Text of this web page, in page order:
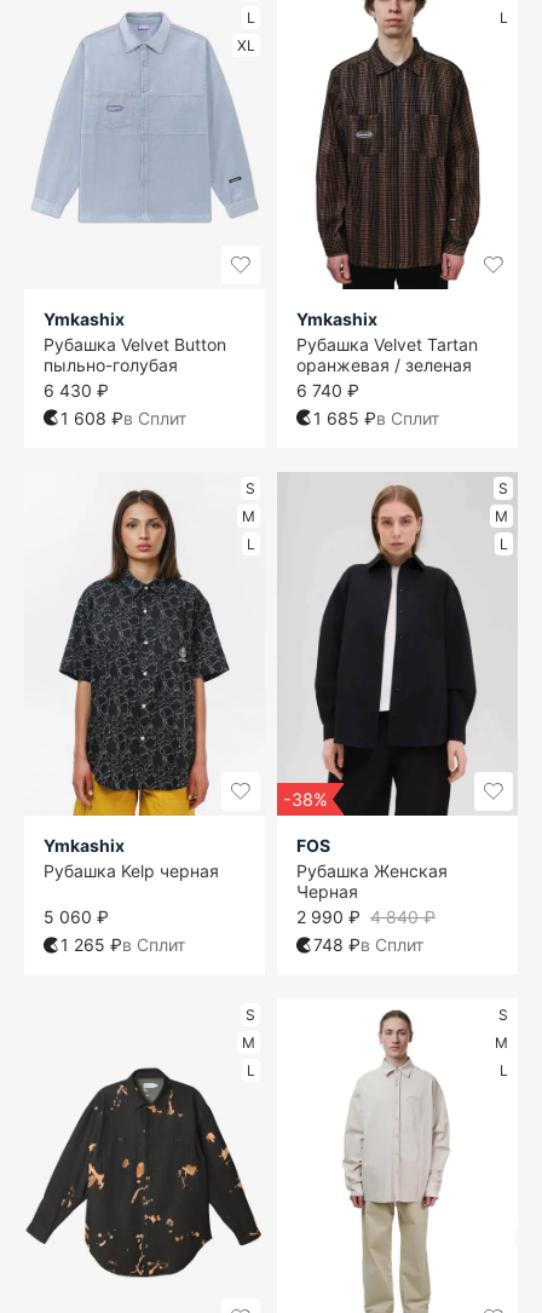
L
XL
Ymkashix
Рубашка Velvet Button
пыльно-голубая
6 430 ₽
1 608 ₽в Сплит
L
Ymkashix
Рубашка Velvet Tartan
оранжевая / зеленая
6 740 ₽
1 685 ₽в Сплит
S
M
L
Ymkashix
Рубашка Kelp черная
5 060 ₽
1 265 ₽в Сплит
S
M
L
-38%
FOS
Рубашка Женская
Черная
4 840 ₽
2 990 ₽
748 ₽в Сплит
S
M
L
S
M
L